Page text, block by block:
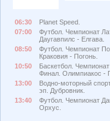
06:30
Planet Speed.
07:00
Футбол. Чемпионат
Даугавпилс - Елгава.
08:50
Футбол. Чемпионат
Краковия - Погонь.
10:50
Баскетбол.
Финал. Олимпиакос -
13:00
Водно-моторный
эп. Дубровник.
13:40
Футбол. Чемпионат
Орхус.